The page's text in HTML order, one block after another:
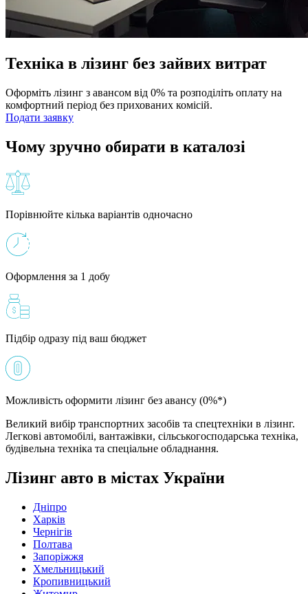
Техніка в лізинг без зайвих витрат
Оформіть лізинг з авансом від 0% та розподіліть оплату на
комфортний період без прихованих комісій.
Подати заявку
Чому зручно обирати в каталозі
Порівнюйте кілька варіантів одночасно
Оформлення за 1 добу
Підбір одразу під ваш бюджет
Можливість оформити лізинг без авансу (0%*)
Великий вибір транспортних засобів та спецтехніки в лізинг.
Легкові автомобілі, вантажівки, сільськогосподарська техніка,
будівельна техніка та спеціальне обладнання.
Лізинг авто в містах України
Дніпро
Харків
Чернігів
Полтава
Запоріжжя
Хмельницький
Кропивницький